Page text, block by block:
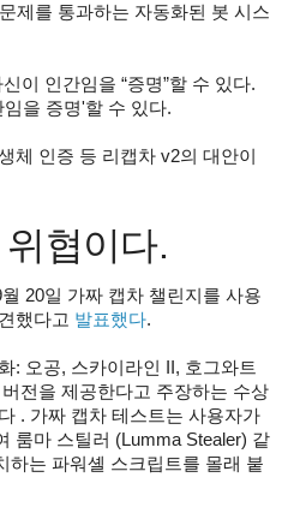
제를 통과하는 자동화된 봇 시스
신이 인간임을 “증명”할 수 있다.
을 증명'할 수 있다.
체 인증 등 리캡차 v2의 대안이
협이다.
20일 가짜 캡차 챌린지를 사용
했다고 발표했다.
: 오공, 스카이라인 II, 호그와트
전을 제공한다고 주장하는 수상
. 가짜 캡차 테스트는 사용자가
룸마 스틸러 (Lumma Stealer) 같
하는 파워셸 스크립트를 몰래 붙